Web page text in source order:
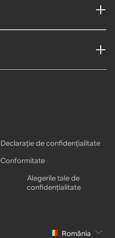
Declarație de confidențialitate
Conformitate
Alegerile tale de
confidențialitate
România